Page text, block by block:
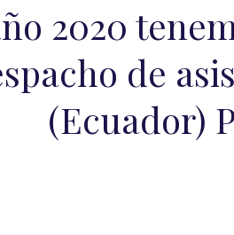
2020
de
(Ecuador)